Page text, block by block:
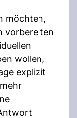
möchten,
vorbereiten
wollen,
explizit